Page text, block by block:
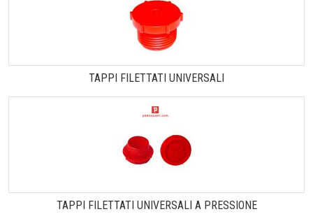
TAPPI FILETTATI UNIVERSALI
TAPPI FILETTATI UNIVERSALI A PRESSIONE